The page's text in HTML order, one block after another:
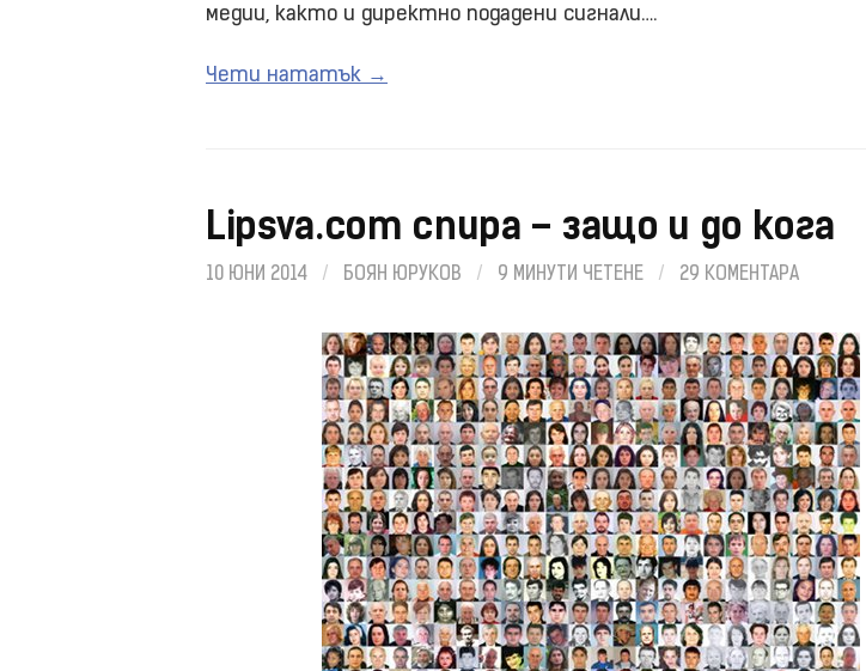
медии, както и директно подадени сигнали….
Чети нататък →
Lipsva.com спира – защо и до кога
10 ЮНИ 2014 / БОЯН ЮРУКОВ / 9 МИНУТИ ЧЕТЕНЕ / 29 КОМЕНТАРА